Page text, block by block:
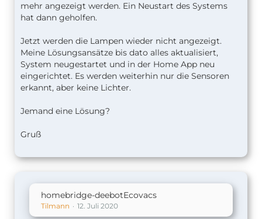
mehr angezeigt werden. Ein Neustart des Systems
hat dann geholfen.
Jetzt werden die Lampen wieder nicht angezeigt.
Meine Lösungsansätze bis dato alles aktualisiert,
System neugestartet und in der Home App neu
eingerichtet. Es werden weiterhin nur die Sensoren
erkannt, aber keine Lichter.
Jemand eine Lösung?
Gruß
homebridge-deebotEcovacs
Tilmann 12. Juli 2020